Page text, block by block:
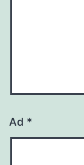
Ad *